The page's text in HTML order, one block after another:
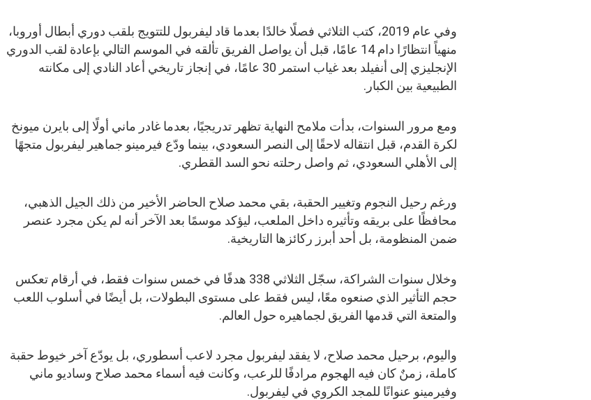
وفي عام 2019، كتب الثلاثي فصلًا خالدًا بعدما قاد ليفربول للتتويج بلقب دوري أبطال أوروبا،
منهياً انتظارًا دام 14 عامًا، قبل أن يواصل الفريق تألقه في الموسم التالي بإعادة لقب الدوري
الإنجليزي إلى أنفيلد بعد غياب استمر 30 عامًا، في إنجاز تاريخي أعاد النادي إلى مكانته
الطبيعية بين الكبار.
ومع مرور السنوات، بدأت ملامح النهاية تظهر تدريجيًا، بعدما غادر ماني أولًا إلى بايرن ميونخ
لكرة القدم، قبل انتقاله لاحقًا إلى النصر السعودي، بينما ودّع فيرمينو جماهير ليفربول متجهًا
إلى الأهلي السعودي، ثم واصل رحلته نحو السد القطري.
ورغم رحيل النجوم وتغيير الحقبة، بقي محمد صلاح الحاضر الأخير من ذلك الجيل الذهبي،
محافظًا على بريقه وتأثيره داخل الملعب، ليؤكد موسمًا بعد الآخر أنه لم يكن مجرد عنصر
ضمن المنظومة، بل أحد أبرز ركائزها التاريخية.
وخلال سنوات الشراكة، سجّل الثلاثي 338 هدفًا في خمس سنوات فقط، في أرقام تعكس
حجم التأثير الذي صنعوه معًا، ليس فقط على مستوى البطولات، بل أيضًا في أسلوب اللعب
والمتعة التي قدمها الفريق لجماهيره حول العالم.
واليوم، برحيل محمد صلاح، لا يفقد ليفربول مجرد لاعب أسطوري، بل يودّع آخر خيوط حقبة
كاملة، زمنٌ كان فيه الهجوم مرادفًا للرعب، وكانت فيه أسماء محمد صلاح وساديو ماني
وفيرمينو عنوانًا للمجد الكروي في ليفربول.